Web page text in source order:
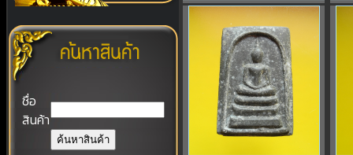
ชื่อ
สินค้า